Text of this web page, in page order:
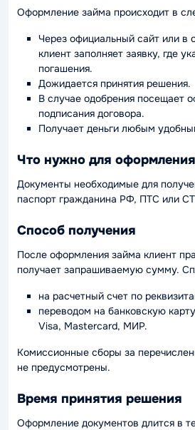
Оформление займа происходит в
Через официальный сайт или в
клиент заполняет заявку, где
погашения.
Дожидается принятия решения.
В случае одобрения посещает
подписания договора.
Получает деньги любым
Что нужно для оформления
Документы необходимые для
паспорт гражданина РФ, ПТС или
Способ получения
После оформления займа клиент
получает запрашиваемую сумму.
на расчетный счет по
переводом на банковскую
Visa, Mastercard, МИР.
Комиссионные сборы за
не предусмотрены.
Время принятия решения
Оформление документов длится в